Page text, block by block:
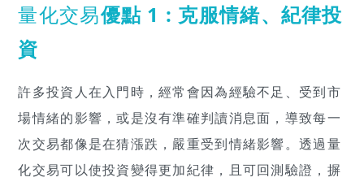
量化交易優點 1 : 克服情緒、紀律投
資
許多投資人在入門時，經常會因為經驗不足、受到市
場情緒的影響，或是沒有準確判讀消息面，導致每一
次交易都像是在猜漲跌，嚴重受到情緒影響。透過量
化交易可以使投資變得更加紀律，且可回測驗證，摒